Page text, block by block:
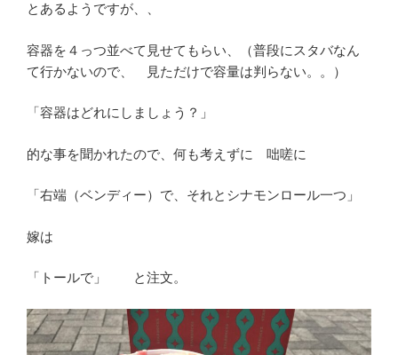
とあるようですが、、
容器を４っつ並べて見せてもらい、（普段にスタバなん
て行かないので、 見ただけで容量は判らない。。）
「容器はどれにしましょう？」
的な事を聞かれたので、何も考えずに 咄嗟に
「右端（ベンディー）で、それとシナモンロール一つ」
嫁は
「トールで」 と注文。